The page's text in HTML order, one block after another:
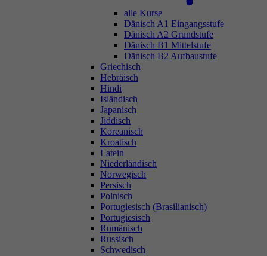
alle Kurse
Dänisch A1 Eingangsstufe
Dänisch A2 Grundstufe
Dänisch B1 Mittelstufe
Dänisch B2 Aufbaustufe
Griechisch
Hebräisch
Hindi
Isländisch
Japanisch
Jiddisch
Koreanisch
Kroatisch
Latein
Niederländisch
Norwegisch
Persisch
Polnisch
Portugiesisch (Brasilianisch)
Portugiesisch
Rumänisch
Russisch
Schwedisch